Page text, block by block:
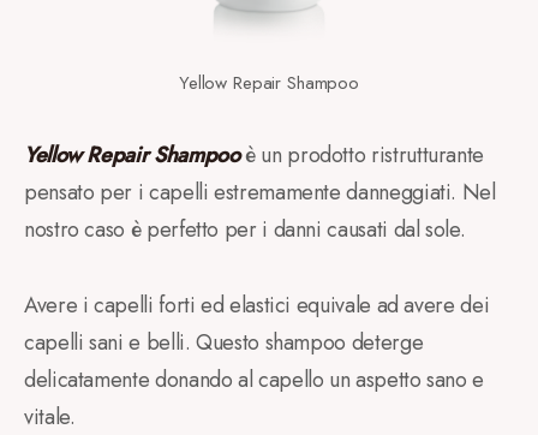
Yellow Repair Shampoo
Yellow Repair Shampooè un prodotto ristrutturante
pensato per i capelli estremamente danneggiati. Nel
nostro caso è perfetto per i danni causati dal sole.
Avere i capelli forti ed elastici equivale ad avere dei
capelli sani e belli. Questo shampoo deterge
delicatamente donando al capello un aspetto sano e
vitale.